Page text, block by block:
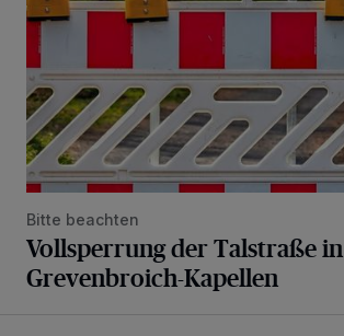
Bitte beachten
Vollsperrung der Talstraße in
Grevenbroich-Kapellen